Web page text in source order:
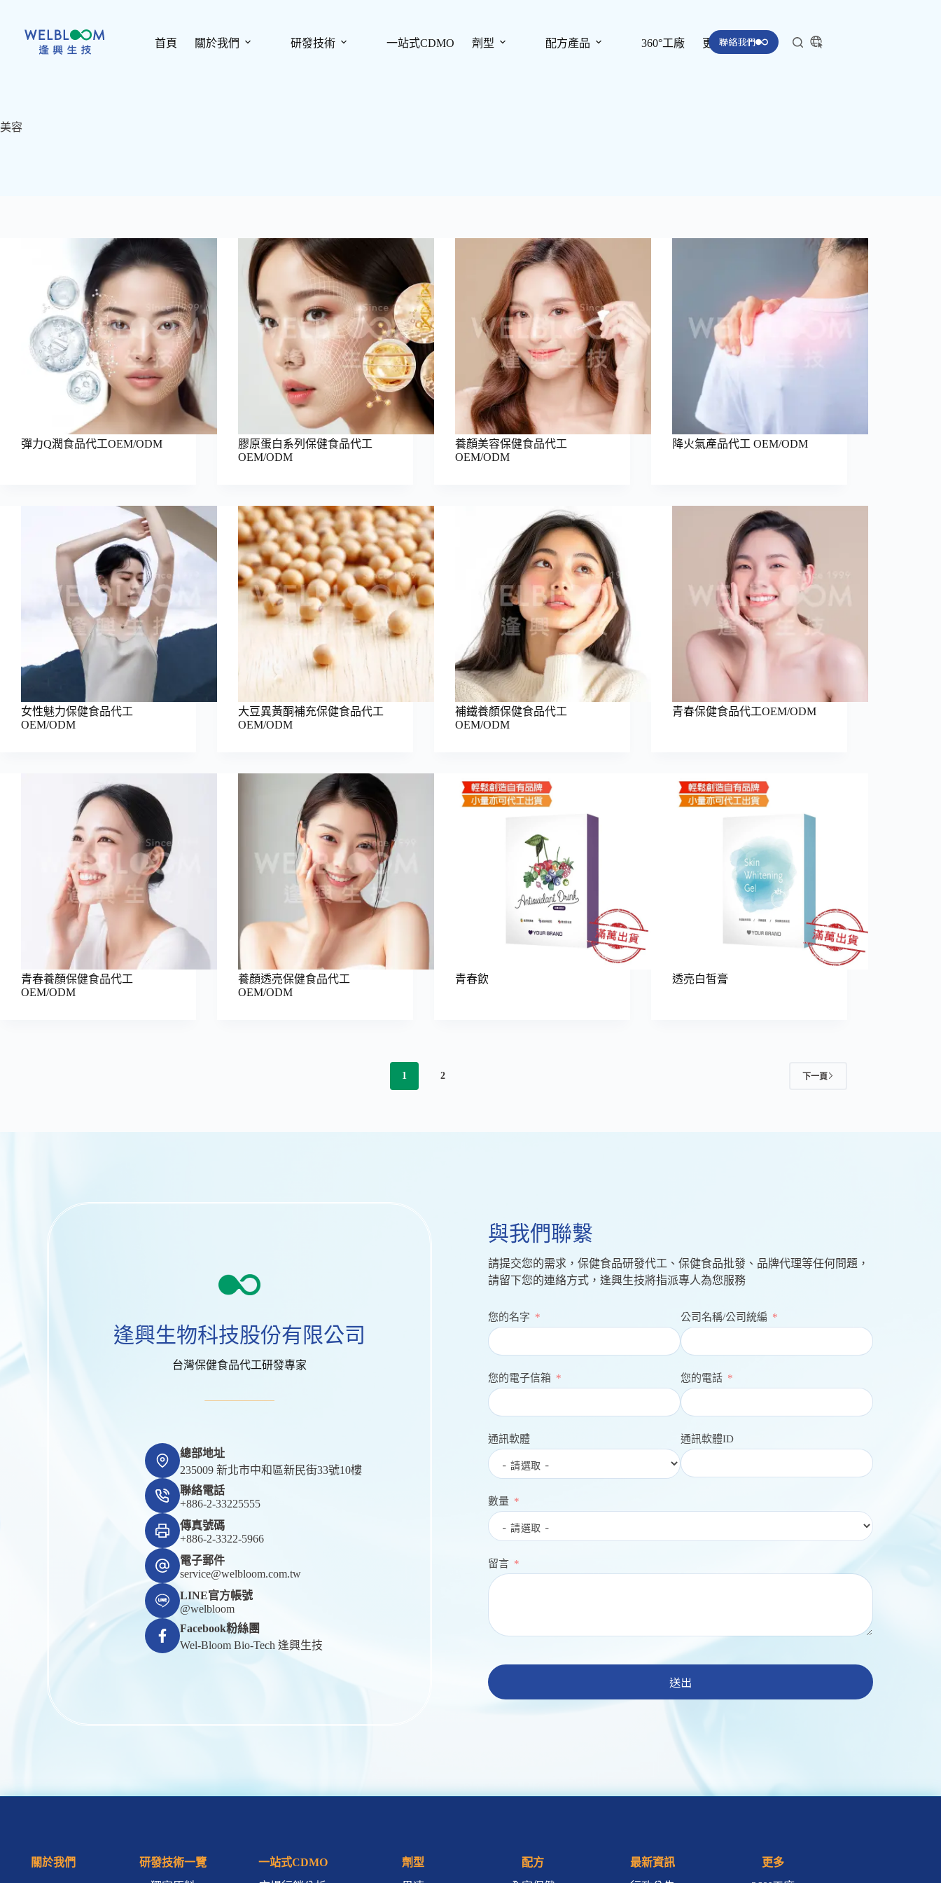
首頁 關於我們 研發技術 一站式CDMO 劑型 配方產品 360°工廠 更多聯絡我們
美容
彈力Q潤食品代工OEM/ODM
膠原蛋白系列保健食品代工
OEM/ODM
養顏美容保健食品代工
OEM/ODM
降火氣產品代工 OEM/ODM
女性魅力保健食品代工
OEM/ODM
大豆異黃酮補充保健食品代工
OEM/ODM
補鐵養顏保健食品代工
OEM/ODM
青春保健食品代工OEM/ODM
青春養顏保健食品代工
OEM/ODM
養顏透亮保健食品代工
OEM/ODM
青春飲 透亮白皙膏
1 2 下一頁
逢興生物科技股份有限公司
台灣保健食品代工研發專家
總部地址
235009 新北市中和區新民街33號10樓
聯絡電話
+886-2-33225555
傳真號碼
+886-2-3322-5966
電子郵件
service@welbloom.com.tw
LINE官方帳號
@welbloom
Facebook粉絲團
Wel-Bloom Bio-Tech 逢興生技
與我們聯繫
請提交您的需求，保健食品研發代工、保健食品批發、品牌代理等任何問題，
請留下您的連絡方式，逢興生技將指派專人為您服務
您的名字 公司名稱/公司統編
您的電子信箱 您的電話
通訊軟體 通訊軟體ID
數量
留言
送出
關於我們
研發技術一覽
一站式CDMO
劑型
配方
最新資訊
更多